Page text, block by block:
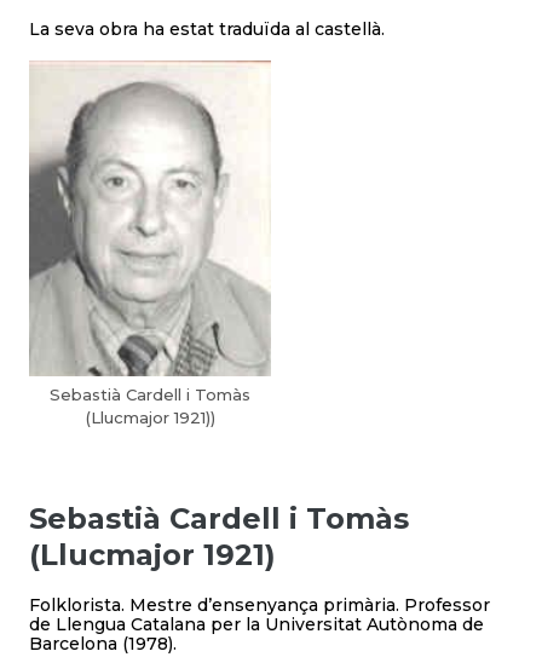
La seva obra ha estat traduïda al castellà.
Sebastià Cardell i Tomàs
(Llucmajor 1921))
Sebastià Cardell i Tomàs
(Llucmajor 1921)
Folklorista. Mestre d’ensenyança primària. Professor
de Llengua Catalana per la Universitat Autònoma de
Barcelona (1978).